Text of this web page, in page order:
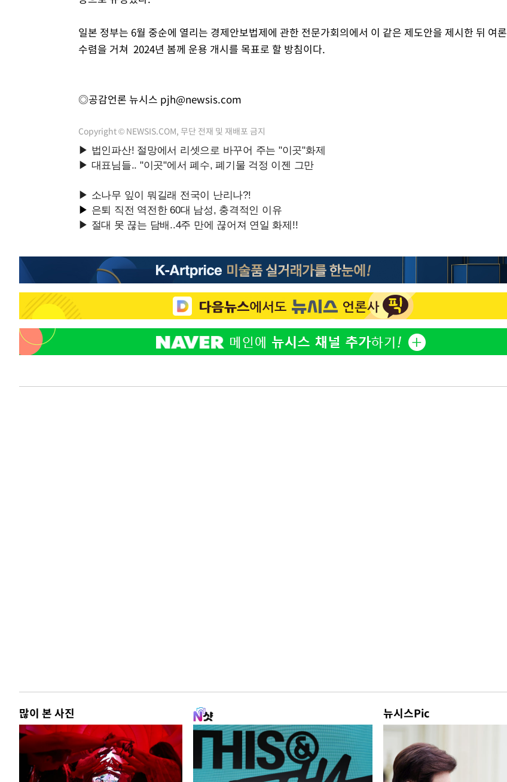
일본 정부는 6월 중순에 열리는 경제안보법제에 관한 전문가회의에서 이 같은 제도안을 제시한 뒤 여론
수렴을 거쳐 2024년 봄께 운용 개시를 목표로 할 방침이다.
◎공감언론 뉴시스 pjh@newsis.com
Copyright © NEWSIS.COM, 무단 전재 및 재배포 금지
많이 본 사진 뉴시스Pic